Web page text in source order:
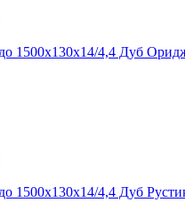
1500х130х14/4,4 Дуб
1500х130х14/4,4 Дуб